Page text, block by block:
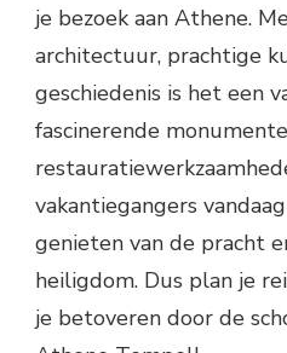
je bezoek aan Athene.
architectuur, prachtige
geschiedenis is het een
fascinerende
vakantiegangers
genieten van de pracht
heiligdom. Dus plan je
je betoveren door de